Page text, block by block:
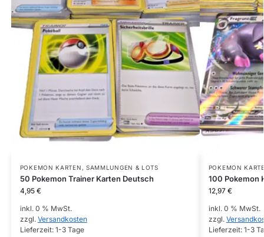
POKEMON KARTEN , SAMMLUNGEN & LOTS
50 Pokemon Trainer Karten Deutsch
4,95 €
inkl. 0 % MwSt.
zzgl. Versandkosten
Lieferzeit: 1-3 Tage
POKEMON
100 Pokemon
12,97 €
inkl. 0 % MwSt.
zzgl.
Lieferzeit: 1-3